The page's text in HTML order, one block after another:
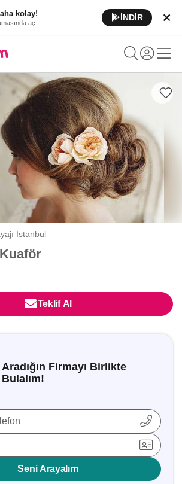
kolay!
aç
İNDİR
İstanbul
Teklif Al
Aradığın Firmayı Birlikte
Bulalım!
Seni Arayalım